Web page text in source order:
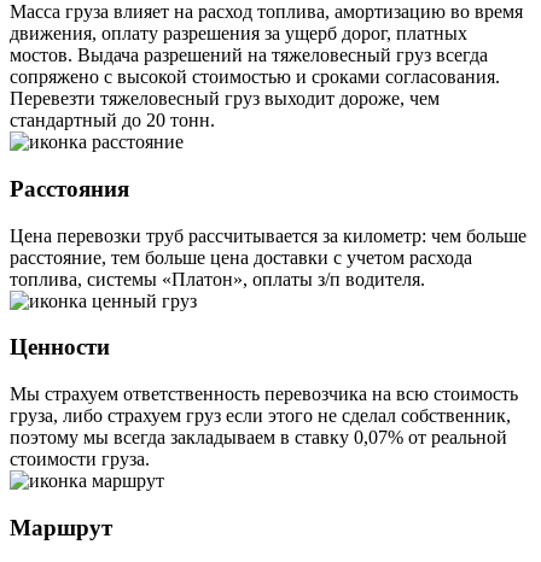
Масса груза влияет на расход топлива, амортизацию во время
движения, оплату разрешения за ущерб дорог, платных
мостов. Выдача разрешений на тяжеловесный груз всегда
сопряжено с высокой стоимостью и сроками согласования.
Перевезти тяжеловесный груз выходит дороже, чем
стандартный до 20 тонн.
Расстояния
Цена перевозки труб рассчитывается за километр: чем больше
расстояние, тем больше цена доставки с учетом расхода
топлива, системы «Платон», оплаты з/п водителя.
Ценности
Мы страхуем ответственность перевозчика на всю стоимость
груза, либо страхуем груз если этого не сделал собственник,
поэтому мы всегда закладываем в ставку 0,07% от реальной
стоимости груза.
Маршрут